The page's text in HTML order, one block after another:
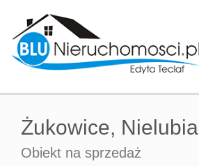
Żukowice, Nielubia
Obiekt na sprzedaż